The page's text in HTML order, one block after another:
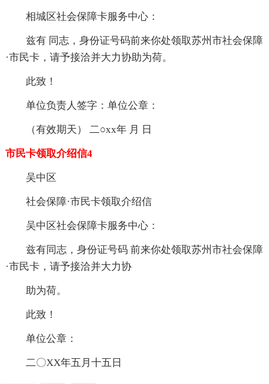
相城区社会保障卡服务中心：
兹有 同志，身份证号码前来你处领取苏州市社会保障
·市民卡，请予接洽并大力协助为荷。
此致！
单位负责人签字：单位公章：
（有效期天） 二○xx年 月 日
市民卡领取介绍信4
吴中区
社会保障·市民卡领取介绍信
吴中区社会保障卡服务中心：
兹有同志，身份证号码 前来你处领取苏州市社会保障
·市民卡，请予接洽并大力协
助为荷。
此致！
单位公章：
二〇XX年五月十五日